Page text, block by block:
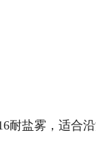
耐盐雾，适合